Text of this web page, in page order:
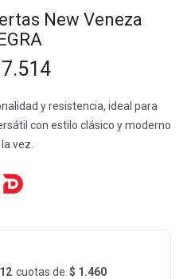
New Veneza
y resistencia, ideal para
con estilo clásico y moderno
vez.
12 cuotas de $ 1.460